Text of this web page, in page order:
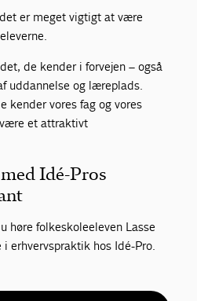
er meget vigtigt at være
de kender i forvejen – også
uddannelse og læreplads.
kender vores fag og vores
et attraktivt
Idé-Pros
høre folkeskoleeleven Lasse
erhvervspraktik hos Idé-Pro.